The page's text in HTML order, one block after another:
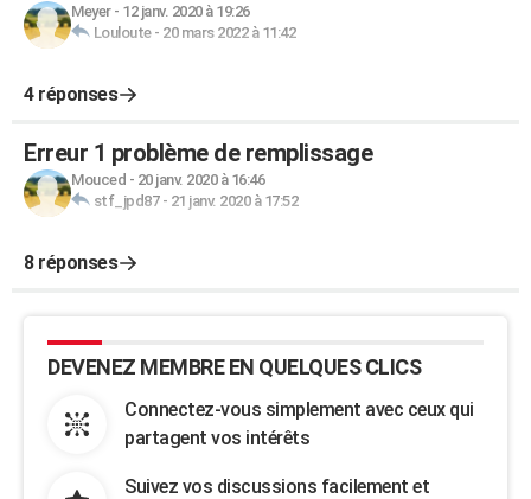
Meyer- 12 janv. 2020 à 19:26
Louloute- 20 mars 2022 à 11:42
4 réponses
Erreur 1 problème de remplissage
Mouced - 20 janv. 2020 à 16:46
stf_jpd87- 21 janv. 2020 à 17:52
8 réponses
DEVENEZ MEMBRE EN QUELQUES CLICS
Connectez-vous simplement avec ceux qui
partagent vos intérêts
Suivez vos discussions facilement et